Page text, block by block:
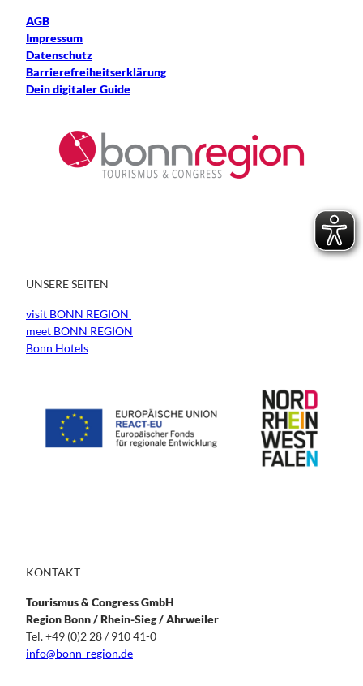
AGB
Impressum
Datenschutz
Barrierefreiheitserklärung
Dein digitaler Guide
UNSERE SEITEN
visit BONN REGION
meet BONN REGION
Bonn Hotels
KONTAKT
Tourismus & Congress GmbH
Region Bonn / Rhein-Sieg / Ahrweiler
Tel. +49 (0)2 28 / 910 41-0
info@bonn-region.de